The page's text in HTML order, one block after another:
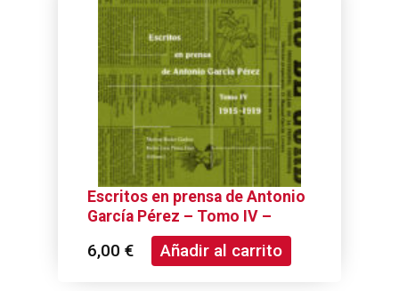
Escritos en prensa de Antonio
García Pérez – Tomo IV –
1915-1919
6,00 € Añadir al carrito